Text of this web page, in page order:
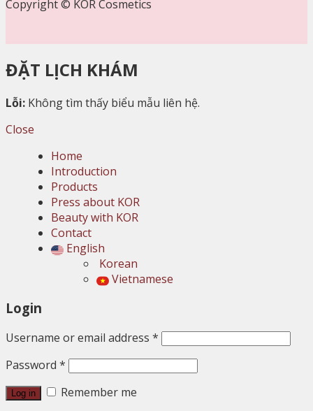
Copyright © KOR Cosmetics
ĐẶT LỊCH KHÁM
Lỗi: Không tìm thấy biểu mẫu liên hệ.
Close
Home
Introduction
Products
Press about KOR
Beauty with KOR
Contact
English
Korean
Vietnamese
Login
Username or email address *
Password *
Log in
Remember me